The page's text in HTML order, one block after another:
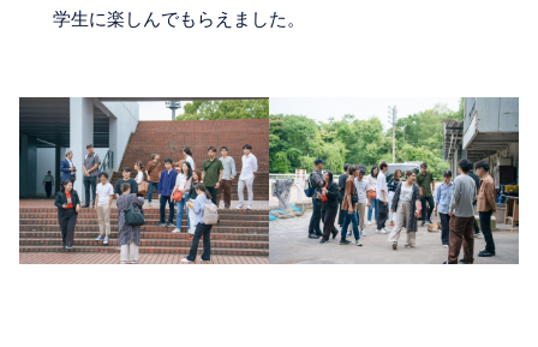
学生に楽しんでもらえました。